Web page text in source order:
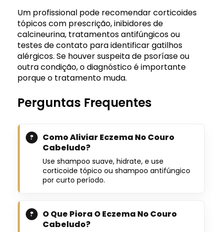
Um profissional pode recomendar corticoides
tópicos com prescrição, inibidores de
calcineurina, tratamentos antifúngicos ou
testes de contato para identificar gatilhos
alérgicos. Se houver suspeita de psoríase ou
outra condição, o diagnóstico é importante
porque o tratamento muda.
Perguntas Frequentes
Como Aliviar Eczema No Couro
Cabeludo?
Use shampoo suave, hidrate, e use
corticoide tópico ou shampoo antifúngico
por curto período.
O Que Piora O Eczema No Couro
Cabeludo?